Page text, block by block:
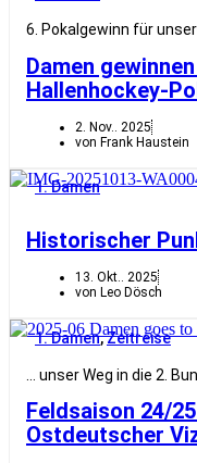
6. Pokalgewinn für
Damen
Hallenhockey-
2. Nov.. 2025
von Frank Haustein
1. Damen
Historischer
13. Okt.. 2025
von Leo Dösch
1. Damen,Zeitreise
… unser Weg in die 2.
Feldsaison 24/
Ostdeutscher